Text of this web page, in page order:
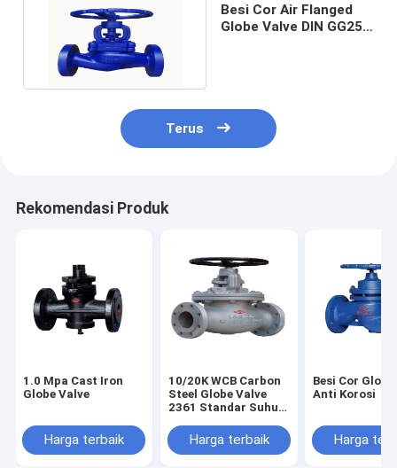
Besi Cor Air Flanged
Globe Valve DIN GG25
Terus
Rekomendasi Produk
1.0 Mpa Cast Iron
Globe Valve
Harga terbaik
10/20K WCB Carbon
Steel Globe Valve
2361 Standar Suhu
Harga terbaik
Besi Cor
Anti Korosi
Harga